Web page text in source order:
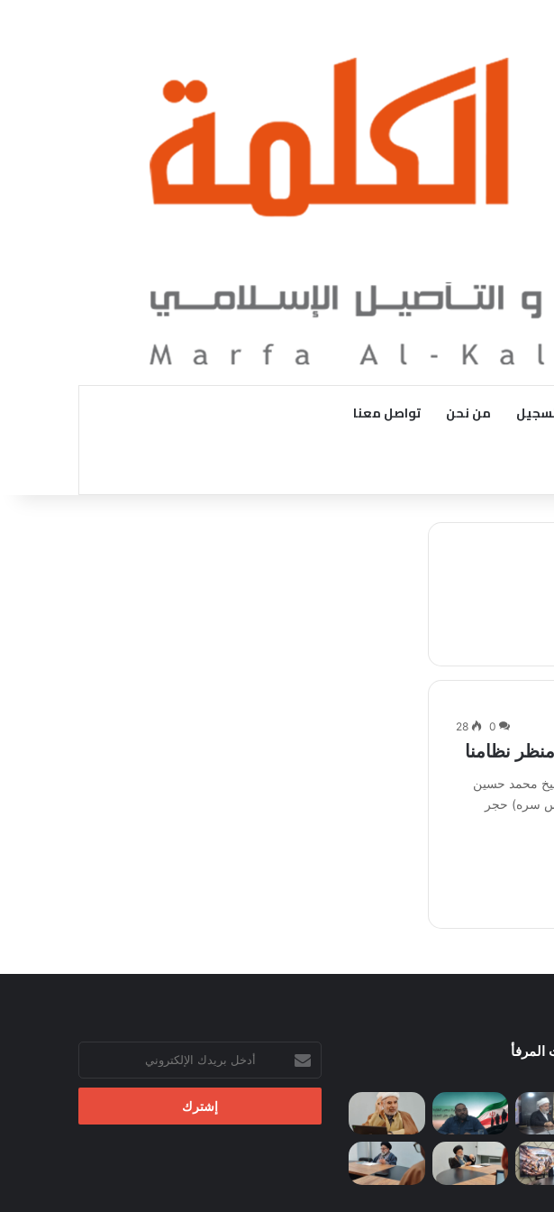
من نحن تواصل معنا
0
28
نظامنا
محمد حسين
سره) حجر
المرفأ
بريدك
الإلكتروني